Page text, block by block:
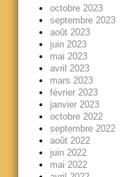
octobre 2023
septembre 2023
août 2023
juin 2023
mai 2023
avril 2023
mars 2023
février 2023
janvier 2023
octobre 2022
septembre 2022
août 2022
juin 2022
mai 2022